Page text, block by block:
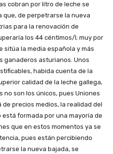
cobran por litro de leche se
que, de perpetrarse la nueva
para la renovación de
los 44 céntimos/l; muy por
sitúa la media española y más
ganaderos asturianos. Unos
habida cuenta de la
calidad de la leche gallega,
no son los únicos, pues Uniones
precios medios, la realidad del
formada por una mayoría de
que en estos momentos ya se
pues están percibiendo
la nueva bajada, se